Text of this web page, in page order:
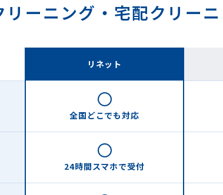
リーニング・ 宅配クリー
リネット
全国どこでも対応
24時間スマホで受付